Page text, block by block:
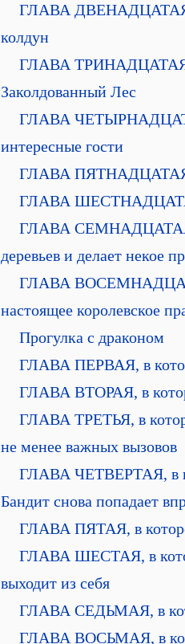
ГЛАВА ДВЕНАДЦАТАЯ, в
колдун
ГЛАВА ТРИНАДЦАТАЯ, в
Заколдованный Лес
ГЛАВА
интересные гости
ГЛАВА ПЯТНАДЦАТАЯ,
ГЛАВА
ГЛАВА СЕМНАДЦАТАЯ,
деревьев и делает некое
ГЛАВА
настоящее королевское
Прогулка с драконом
ГЛАВА ПЕРВАЯ, в
ГЛАВА ВТОРАЯ, в
ГЛАВА ТРЕТЬЯ, в
не менее важных вызовов
ГЛАВА ЧЕТВЕРТАЯ, в
Бандит снова попадает
ГЛАВА ПЯТАЯ, в
ГЛАВА ШЕСТАЯ, в
выходит из себя
ГЛАВА СЕДЬМАЯ, в
ГЛАВА ВОСЬМАЯ, в